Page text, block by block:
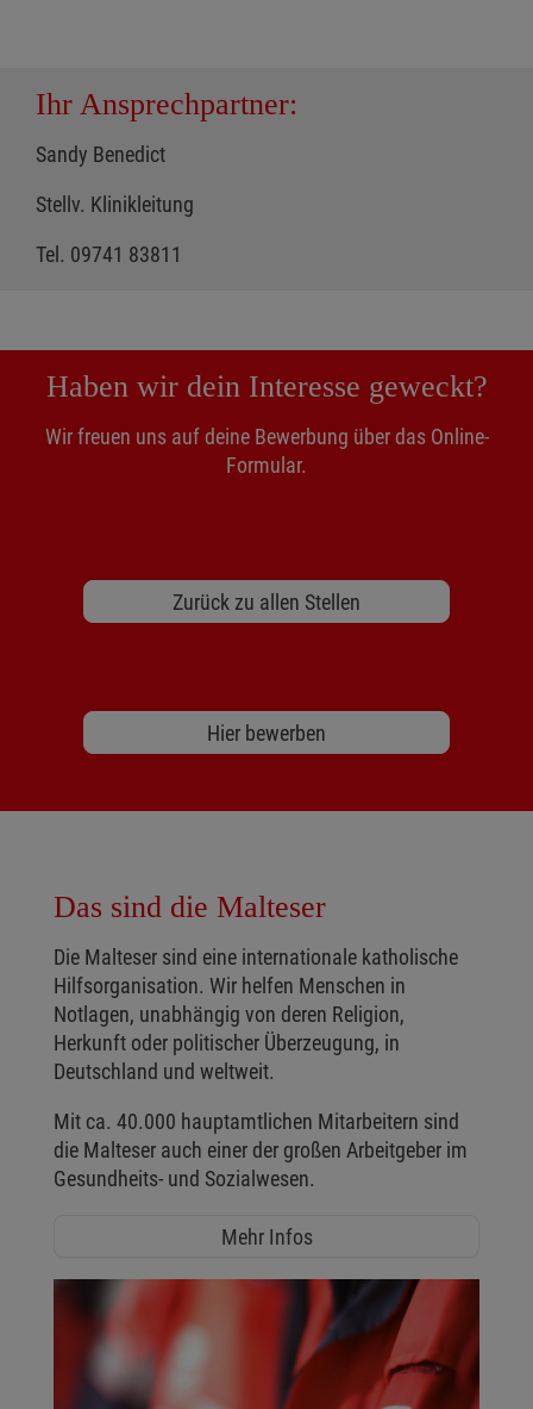
Ihr Ansprechpartner:
Sandy Benedict
Stellv. Klinikleitung
Tel. 09741 83811
Haben wir dein Interesse geweckt?
Wir freuen uns auf deine Bewerbung über das Online-
Formular.
Zurück zu allen Stellen
Hier bewerben
Das sind die Malteser
Die Malteser sind eine internationale katholische
Hilfsorganisation. Wir helfen Menschen in
Notlagen, unabhängig von deren Religion,
Herkunft oder politischer Überzeugung, in
Deutschland und weltweit.
Mit ca. 40.000 hauptamtlichen Mitarbeitern sind
die Malteser auch einer der großen Arbeitgeber im
Gesundheits- und Sozialwesen.
Mehr Infos